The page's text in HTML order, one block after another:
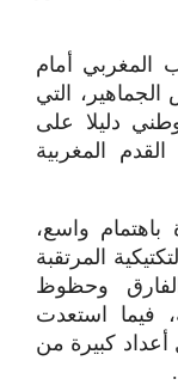
المغربي أمام
التي
دليلا على
المغربية
باهتمام واسع،
المرتقبة
وحظوظ
فيما استعدت
أعداد كبيرة من